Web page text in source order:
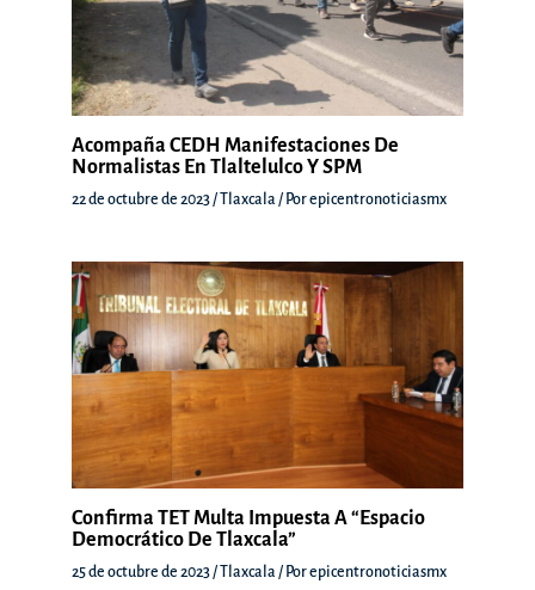
Acompaña CEDH Manifestaciones De
Normalistas En Tlaltelulco Y SPM
22 de octubre de 2023/ Tlaxcala / Porepicentronoticiasmx
Confirma TET Multa Impuesta A “Espacio
Democrático De Tlaxcala”
25 de octubre de 2023 /Tlaxcala / Porepicentronoticiasmx